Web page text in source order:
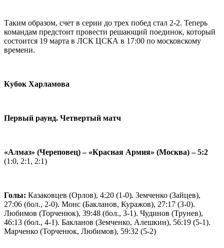
Таким образом, счет в серии до трех побед стал 2-2. Теперь
командам предстоит провести решающий поединок, который
состоится 19 марта в ЛСК ЦСКА в 17:00 по московскому
времени.
Кубок Харламова
Первый раунд. Четвертый матч
«Алмаз» (Череповец) – «Красная Армия» (Москва) – 5:2
(1:0, 2:1, 2:1)
Голы: Казаковцев (Орлов), 4:20 (1-0). Земченко (Зайцев),
27:06 (бол., 2-0). Монс (Бакланов, Куражов), 27:17 (3-0).
Любимов (Торченюк), 39:48 (бол., 3-1). Чудинов (Трунев),
46:13 (бол., 4-1). Бакланов (Земченко, Алешкин), 56:19 (5-1).
Марченко (Торченюк, Любимов), 59:32 (5-2)